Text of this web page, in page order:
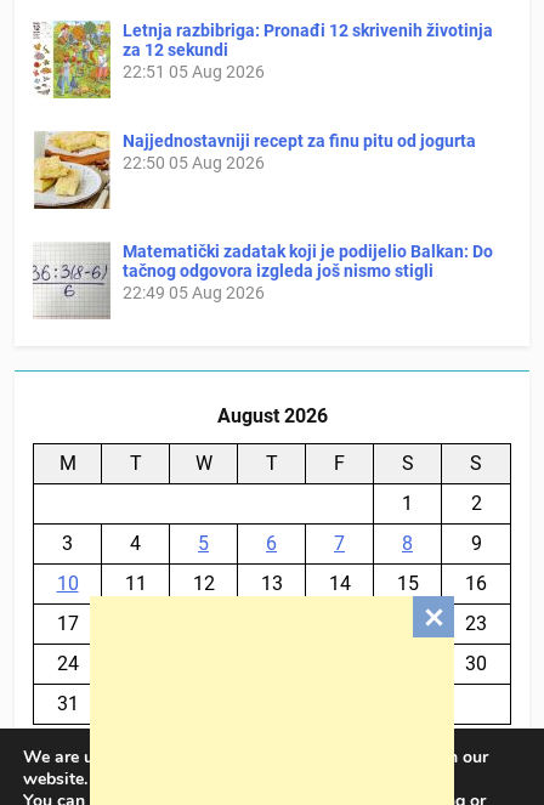
Letnja razbibriga: Pronađi 12 skrivenih životinja
za 12 sekundi
22:51 05 Aug 2026
Najjednostavniji recept za finu pitu od jogurta
22:50 05 Aug 2026
Matematički zadatak koji je podijelio Balkan: Do
tačnog odgovora izgleda još nismo stigli
22:49 05 Aug 2026
August 2026
M T W T F S
S
1
2
3
4 5 6 7 8
9
10
11 12 13 14 15
16
17
23
24
30
31
We are using cookies to give you the best experience on our
website.